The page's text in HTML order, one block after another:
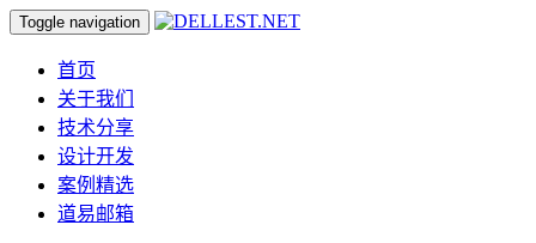
Toggle navigation
首页
关于我们
技术分享
设计开发
案例精选
道易邮箱